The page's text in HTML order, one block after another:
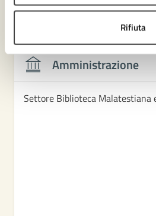
Rifiuta
Contenuti
Amministrazione
Settore Biblioteca Malatestiana